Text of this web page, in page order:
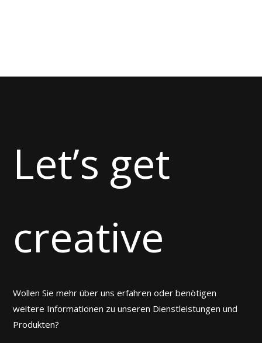
Let’s get
creative
Wollen Sie mehr über uns erfahren oder benötigen
weitere Informationen zu unseren Dienstleistungen und
Produkten?